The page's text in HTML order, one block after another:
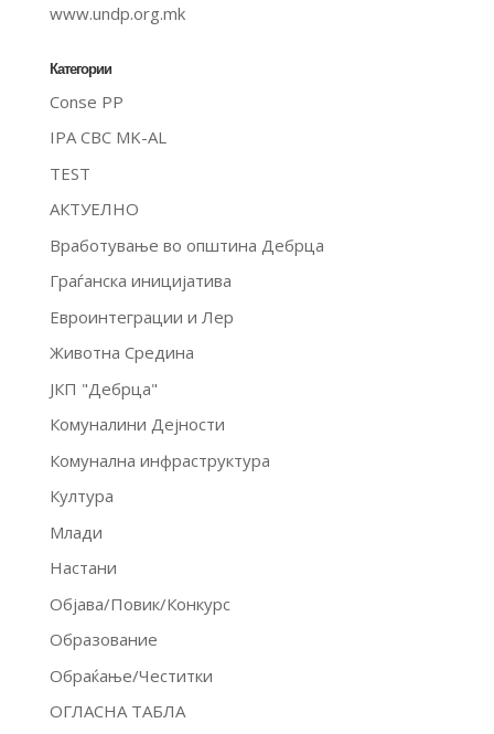
www.undp.org.mk
Категории
Conse PP
IPA CBC MK-AL
TEST
АКТУЕЛНО
Вработување во општина Дебрца
Граѓанска иницијатива
Евроинтеграции и Лер
Животна Средина
ЈКП "Дебрца"
Комуналини Дејности
Комунална инфраструктура
Култура
Млади
Настани
Објава/Повик/Конкурс
Образование
Обраќање/Честитки
ОГЛАСНА ТАБЛА